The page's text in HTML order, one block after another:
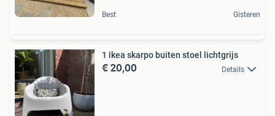
Best Gisteren
1 ikea skarpo buiten stoel lichtgrijs
€ 20,00 Details